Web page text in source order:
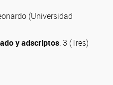
(Universidad
y adscriptos: 3 (Tres)